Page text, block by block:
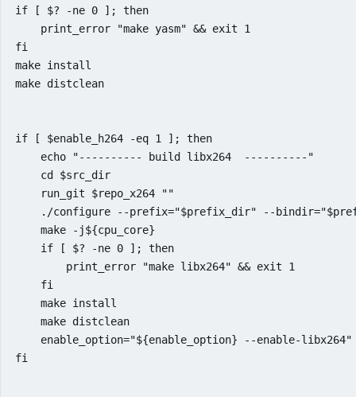
if [ $? -ne 0 ]; then
    print_error "make yasm" && exit 1
fi
make install
make distclean
if [ $enable_h264 -eq 1 ]; then
    echo "---------- build libx264  ----------"
    cd $src_dir
    run_git $repo_x264 ""
./configure --prefix="$prefix_dir" --
    make -j${cpu_core}
    if [ $? -ne 0 ]; then
        print_error "make libx264" && exit 1
    fi
    make install
    make distclean
    enable_option="${enable_option} --enable-libx264"
fi